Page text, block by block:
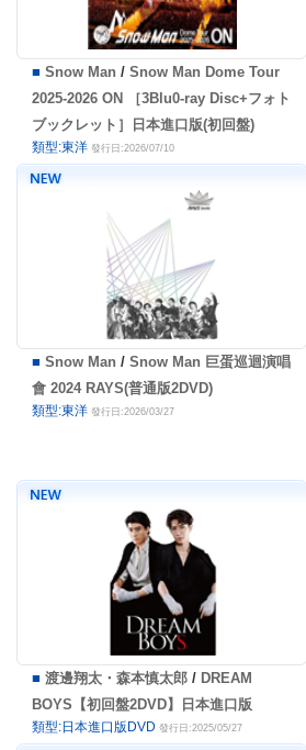
■ Snow Man / Snow Man Dome Tour
2025-2026 ON ［3Blu0-ray Disc+フォト
ブックレット］日本進口版(初回盤)
類型:東洋 發行日:2026/07/10
■ Snow Man / Snow Man 巨蛋巡迴演唱
會 2024 RAYS(普通版2DVD)
類型:東洋 發行日:2026/03/27
■ 渡邊翔太・森本慎太郎/ DREAM
BOYS【初回盤2DVD】日本進口版
類型:日本進口版DVD 發行日:2025/05/27